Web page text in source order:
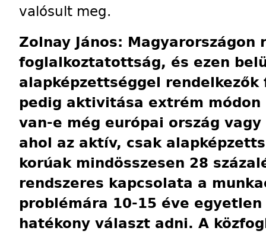
valósult meg.
Zolnay János: Magyarországon
foglalkoztatottság, és ezen
alapképzettséggel
pedig aktivitása extrém módon
van-e még európai ország
ahol az aktív, csak
korúak mindösszesen 28
rendszeres kapcsolata a
problémára 10-15 éve
hatékony választ adni. A